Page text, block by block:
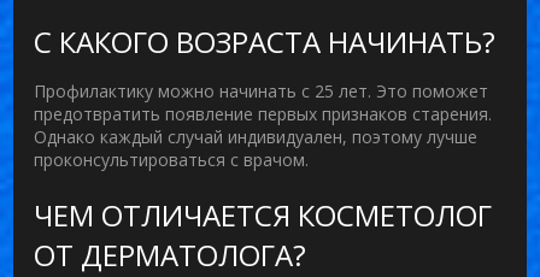
С КАКОГО ВОЗРАСТА НАЧИНАТЬ?
Профилактику можно начинать с 25 лет. Это поможет
предотвратить появление первых признаков старения.
Однако каждый случай индивидуален, поэтому лучше
проконсультироваться с врачом.
ЧЕМ ОТЛИЧАЕТСЯ КОСМЕТОЛОГ
ОТ ДЕРМАТОЛОГА?